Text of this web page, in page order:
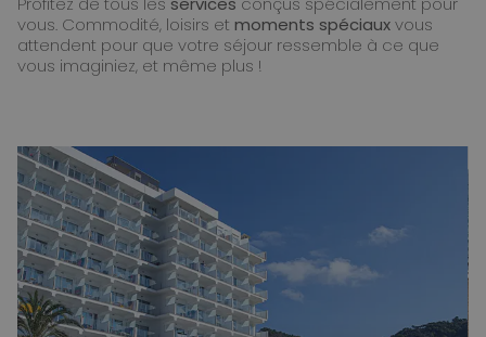
vous. Commodité, loisirs etmoments spéciauxvous
attendent pour que votre séjour ressemble à ce que
vous imaginiez, et même plus !